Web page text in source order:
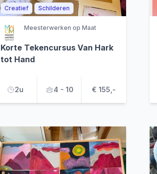
Creatief Schilderen
Meesterwerken op Maat
Korte Tekencursus Van Hark
tot Hand
2u 4 - 10 € 155,-